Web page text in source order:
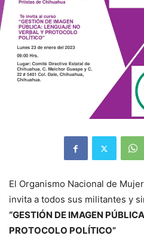
El Organismo Nacional de
invita a todos sus militantes y
“GESTIÓN DE IMAGEN
PROTOCOLO POLÍTICO”